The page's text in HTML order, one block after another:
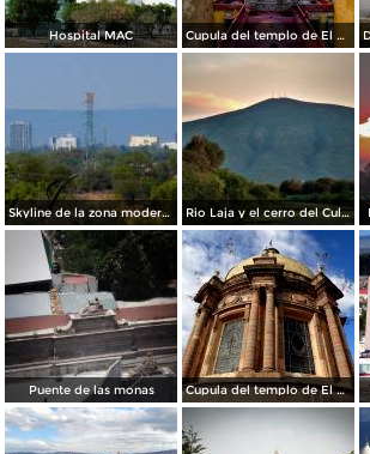
Hospital MAC Cupula del templo de El Carmen.
Skyline de la zona moderna de la ciudad Rio Laja y el cerro del Culiacán de fondo
Puente de las monas Cupula del templo de El Carmen.